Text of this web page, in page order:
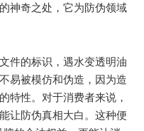
神奇之处，它为防伪领域
件的标识，遇水变透明油
易被模仿和伪造，因为造
特性。对于消费者来说，
让防伪真相大白。这种便